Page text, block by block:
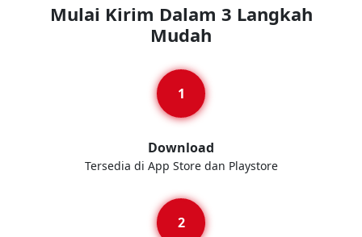
Mulai Kirim Dalam 3 Langkah
Mudah
Download
Tersedia di App Store dan Playstore